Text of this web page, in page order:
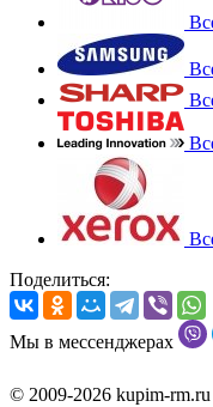
Поделиться:
Мы в мессенджерах
© 2009-2026 kupim-rm.ru